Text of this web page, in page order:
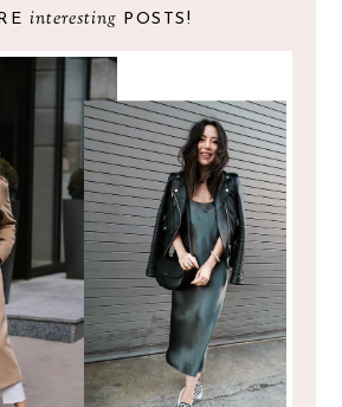
interesting POSTS!
TÉNIS NO INVERNO